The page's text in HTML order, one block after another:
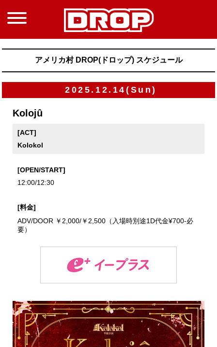
アメリカ村 DROP(ドロップ) スケジュール
2025.12.14(Sun)
Kolojû
[ACT]
Kolokol
[OPEN/START]
12:00/12:30
[料金]
ADV/DOOR ￥2,000/￥2,500（入場時別途1D代金¥700-必
要）